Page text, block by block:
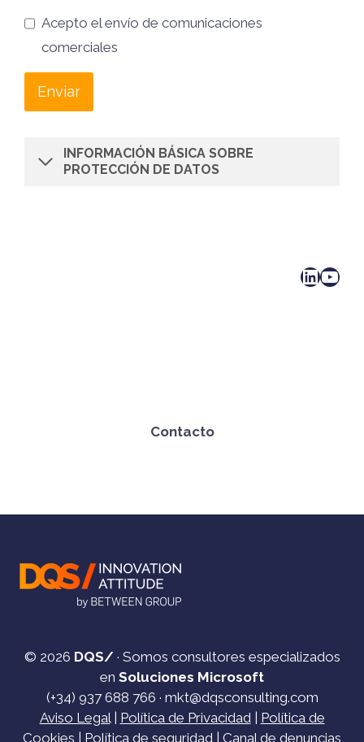
Acepto el envío de comunicaciones
comerciales
Enviar
INFORMACIÓN BÁSICA SOBRE
PROTECCIÓN DE DATOS
LinkedIn YouTube
Contacto
© 2026 DQS/· Somos consultores especializados
en Soluciones Microsoft
(+34) 937 688 766 · mkt@dqsconsulting.com
Aviso Legal| Política de Privacidad| Política de
Cookies
Política de seguridad Canal de denuncias